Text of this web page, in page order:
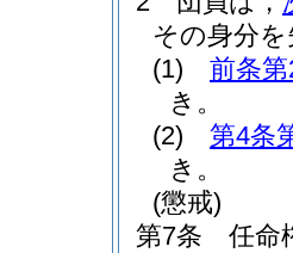
その身分
(1)
前条
き。
(2)
第4条
き。
(懲戒)
第7条
任命